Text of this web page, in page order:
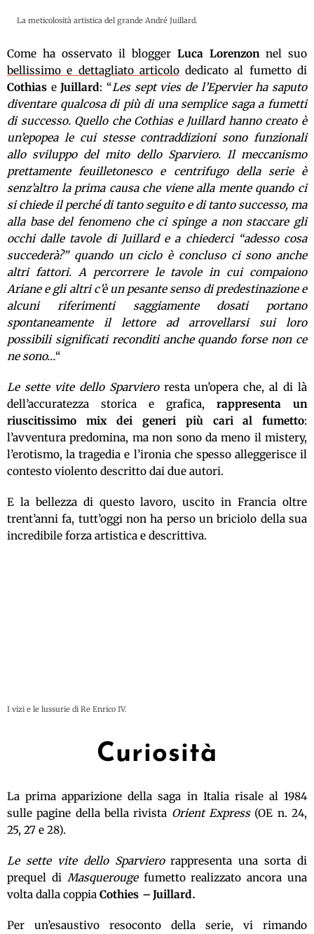
La meticolosità artistica del grande André Juillard.
Come ha osservato il blogger Luca Lorenzonnel suo
bellissimo e dettagliato articolodedicato al fumetto di
Cothias eJuillard: “Les sept vies de l’Epervier ha saputo
diventare qualcosa di più di una semplice saga a fumetti
di successo. Quello che Cothias e Juillard hanno creato è
un’epopea le cui stesse contraddizioni sono funzionali
allo sviluppo del mito dello Sparviero. Il meccanismo
prettamente feuilletonesco e centrifugo della serie è
senz’altro la prima causa che viene alla mente quando ci
si chiede il perché di tanto seguito e di tanto successo, ma
alla base del fenomeno che ci spinge a non staccare gli
occhi dalle tavole di Juillard e a chiederci “adesso cosa
succederà?” quando un ciclo è concluso ci sono anche
altri fattori. A percorrere le tavole in cui compaiono
Ariane e gli altri c’è un pesante senso di predestinazione e
alcuni riferimenti saggiamente dosati portano
spontaneamente il lettore ad arrovellarsi sui loro
possibili significati reconditi anche quando forse non ce
ne sono…“
Le sette vite dello Sparvieroresta un’opera che, al di là
dell’accuratezza storica e grafica, rappresenta un
riuscitissimo mix dei generi più cari al fumetto:
l’avventura predomina, ma non sono da meno il mistery,
l’erotismo, la tragedia e l’ironia che spesso alleggerisce il
contesto violento descritto dai due autori.
E la bellezza di questo lavoro, uscito in Francia oltre
trent’anni fa, tutt’oggi non ha perso un briciolo della sua
incredibile forza artistica e descrittiva.
I vizi e le lussurie di Re Enrico IV.
Curiosità
La prima apparizione della saga in Italia risale al 1984
sulle pagine della bella rivista Orient Express(OE n. 24,
25, 27 e 28).
Le sette vite dello Sparvierorappresenta una sorta di
prequel di Masquerougefumetto realizzato ancora una
volta dalla coppia Cothies – Juillard.
Per un’esaustivo resoconto della serie, vi rimando